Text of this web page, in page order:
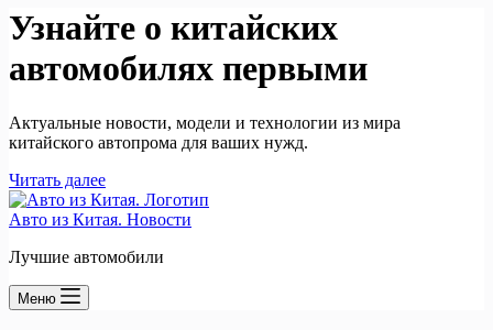
Узнайте о китайских
автомобилях первыми
Актуальные новости, модели и технологии из мира
китайского автопрома для ваших нужд.
Читать далее
Авто из Китая. Новости
Лучшие автомобили
Меню